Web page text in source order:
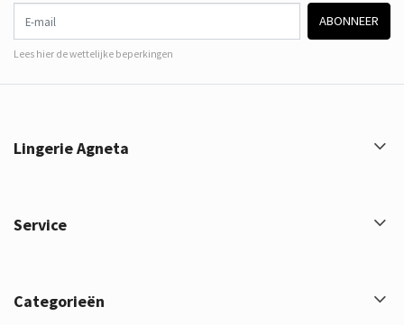
ABONNEER
Lees hier de wettelijke beperkingen
Lingerie Agneta
Service
Categorieën